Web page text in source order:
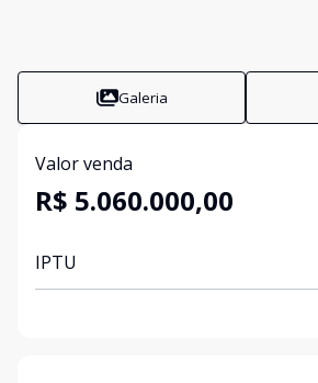
Galeria
Valor venda
R$ 5.060.000,00
IPTU